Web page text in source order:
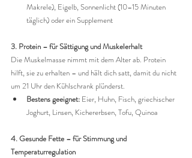
Makrele), Eigelb, Sonnenlicht (10–15 Minuten
täglich) oder ein Supplement
3. Protein – für Sättigung und Muskelerhalt
Die Muskelmasse nimmt mit dem Alter ab. Protein
hilft, sie zu erhalten – und hält dich satt, damit du nicht
um 21 Uhr den Kühlschrank plünderst.
Bestens geeignet: Eier, Huhn, Fisch, griechischer
Joghurt, Linsen, Kichererbsen, Tofu, Quinoa
4. Gesunde Fette – für Stimmung und
Temperaturregulation